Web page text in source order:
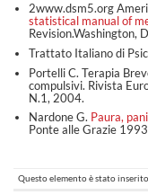
2www.dsm5.org
statistical manual of
Revision.Washington,
Trattato Italiano di
Portelli C. Terapia
compulsivi. Rivista
N.1, 2004.
Nardone G. Paura,
Ponte alle Grazie
Questo elemento è stato